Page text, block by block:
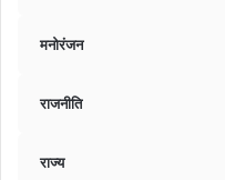
मनोरंजन
राजनीति
राज्य